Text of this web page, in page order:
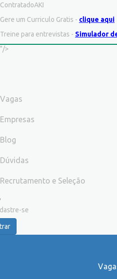
ContratadoAKI
Gere um Curriculo Gratis - clique aqui
Treine para entrevistas - Simulador
"/>
Vagas
Empresas
Blog
Dúvidas
Recrutamento e Seleção
se